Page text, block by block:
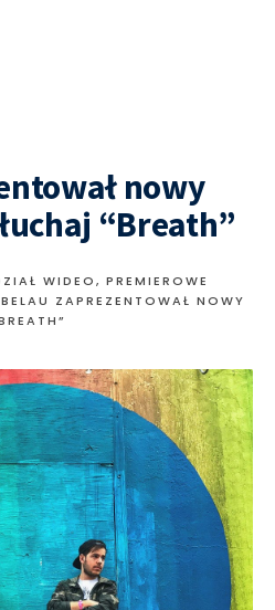
nowy
“Breath”
WIDEO, PREMIEROWE
BELAU ZAPREZENTOWAŁ NOWY